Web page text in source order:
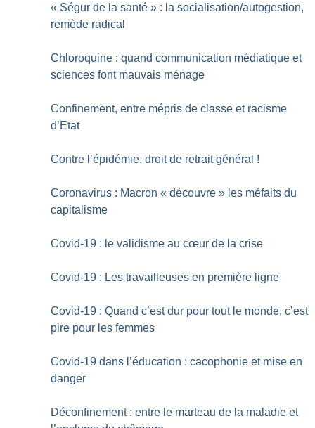
« Ségur de la santé » : la socialisation/autogestion,
remède radical
Chloroquine : quand communication médiatique et
sciences font mauvais ménage
Confinement, entre mépris de classe et racisme
d’Etat
Contre l’épidémie, droit de retrait général !
Coronavirus : Macron « découvre » les méfaits du
capitalisme
Covid-19 : le validisme au cœur de la crise
Covid-19 : Les travailleuses en première ligne
Covid-19 : Quand c’est dur pour tout le monde, c’est
pire pour les femmes
Covid-19 dans l’éducation : cacophonie et mise en
danger
Déconfinement : entre le marteau de la maladie et